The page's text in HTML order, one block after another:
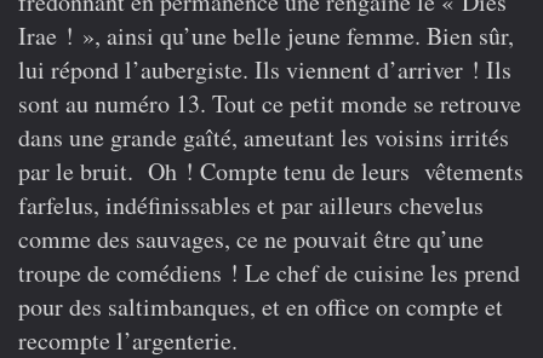
Irae ! », ainsi qu’une belle jeune femme. Bien sûr,
lui répond l’aubergiste. Ils viennent d’arriver ! Ils
sont au numéro 13. Tout ce petit monde se retrouve
dans une grande gaîté, ameutant les voisins irrités
par le bruit. Oh ! Compte tenu de leurs vêtements
farfelus, indéfinissables et par ailleurs chevelus
comme des sauvages, ce ne pouvait être qu’une
troupe de comédiens ! Le chef de cuisine les prend
pour des saltimbanques, et en office on compte et
recompte l’argenterie.